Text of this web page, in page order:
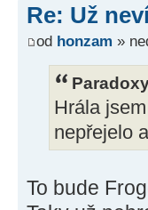
Re: Už
od honzam »
Hrála
nepřejelo
To bude